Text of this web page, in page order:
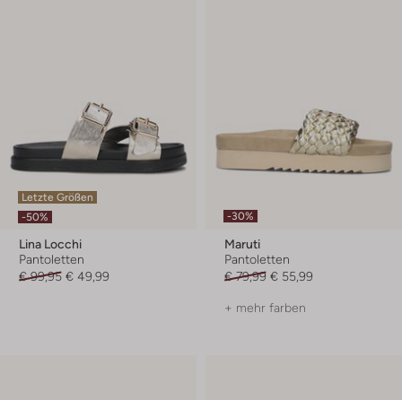
Letzte Größen
-50%
Lina Locchi
Pantoletten
€ 99,95 € 49,99
-30%
Maruti
Pantoletten
€ 79,99 € 55,99
+ mehr farben